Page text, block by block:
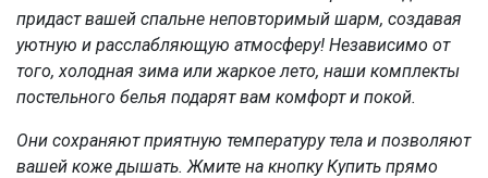
придаст вашей спальне неповторимый шарм, создавая
уютную и расслабляющую атмосферу! Независимо от
того, холодная зима или жаркое лето, наши комплекты
постельного белья подарят вам комфорт и покой.
Они сохраняют приятную температуру тела и позволяют
вашей коже дышать. Жмите на кнопку Купить прямо